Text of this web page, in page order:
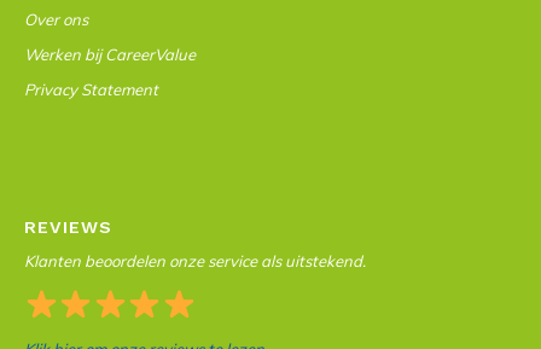
Over ons
Werken bij CareerValue
Privacy Statement
REVIEWS
Klanten beoordelen onze service als uitstekend.